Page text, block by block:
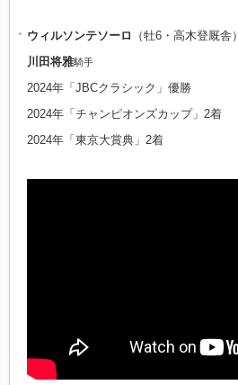
ウィルソンテソーロ
（牡6・高木登厩舎）
川田将雅騎手
2024年「JBCクラシック」優勝
2024年「チャンピオンズカップ」2着
2024年「東京大賞典」2着